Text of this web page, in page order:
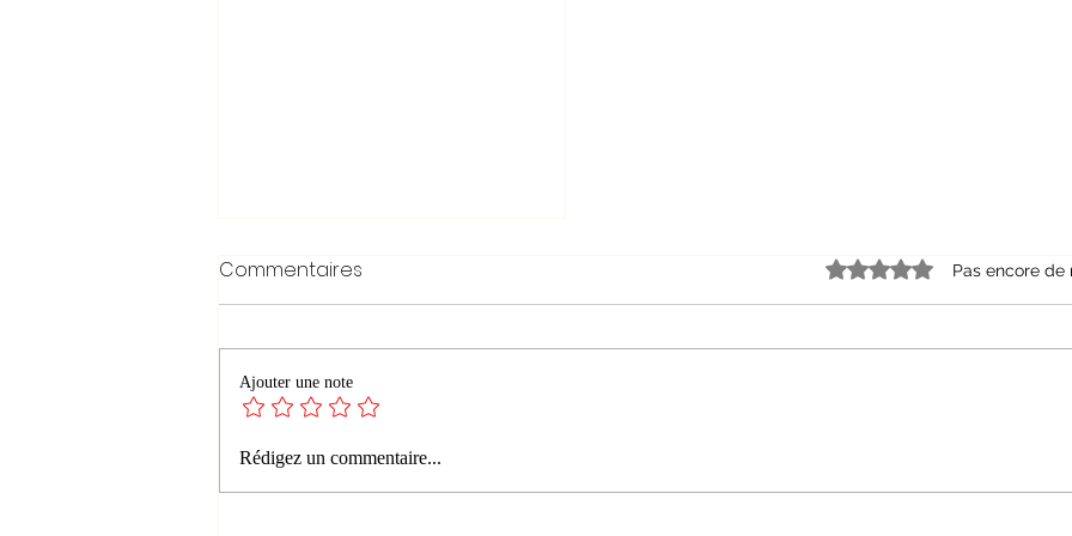
Celles qui portent et font
naitre les histoires
Commentaires Noté 0 étoile sur 5.Pas encore de
Ajouter une note
Rédigez un commentaire...